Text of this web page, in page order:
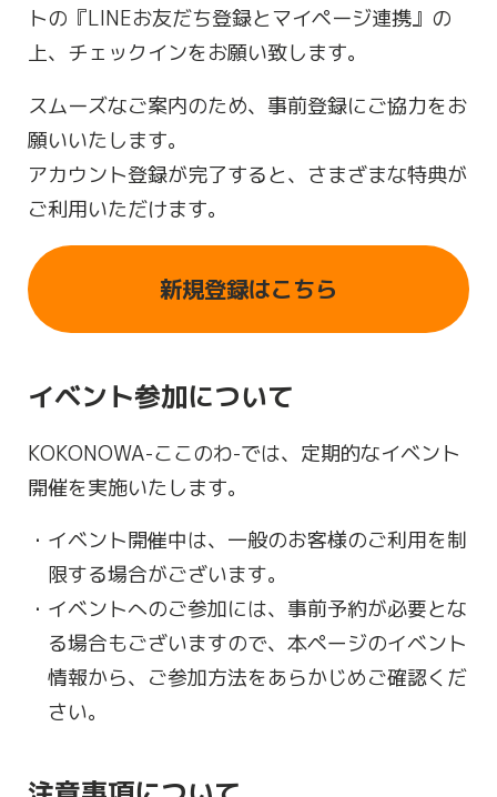
トの『LINEお友だち登録とマイページ連携』の
上、チェックインをお願い致します。
スムーズなご案内のため、事前登録にご協力をお
願いいたします。
アカウント登録が完了すると、さまざまな特典が
ご利用いただけます。
新規登録はこちら
イベント参加について
KOKONOWA-ここのわ-では、定期的なイベント
開催を実施いたします。
イベント開催中は、一般のお客様のご利用を制
限する場合がございます。
イベントへのご参加には、事前予約が必要とな
る場合もございますので、本ページのイベント
情報から、ご参加方法をあらかじめご確認くだ
さい。